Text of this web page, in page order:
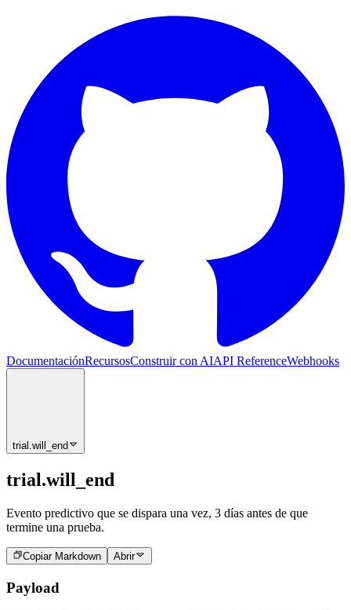
DocumentaciónRecursosConstruir con AIAPI ReferenceWebhooks
trial.will_end
trial.will_end
Evento predictivo que se dispara una vez, 3 días antes de que
termine una prueba.
Copiar Markdown Abrir
Payload